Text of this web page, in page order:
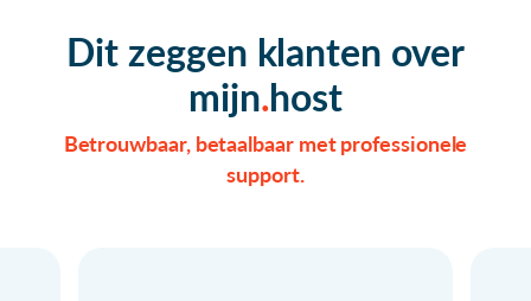
Dit zeggen klanten over
mijn host
Betrouwbaar, betaalbaar met professionele
support.